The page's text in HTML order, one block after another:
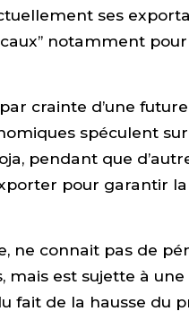
ses
notamment
crainte d’une
spéculent
pendant que
pour garantir
ne connait pas de
mais est sujette à
fait de la hausse du